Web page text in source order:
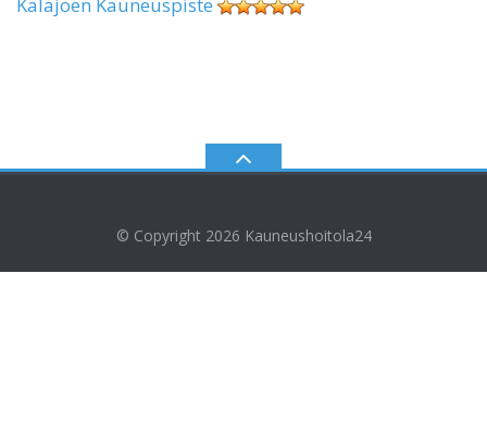
© Copyright 2026 Kauneushoitola24